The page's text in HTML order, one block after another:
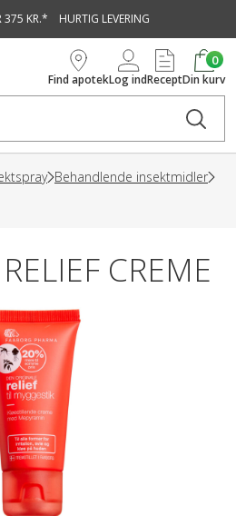
375 KR.* HURTIG LEVERING
Find apotekLog indRecept
0
Din kurv
Behandlende insektmidler
CREME